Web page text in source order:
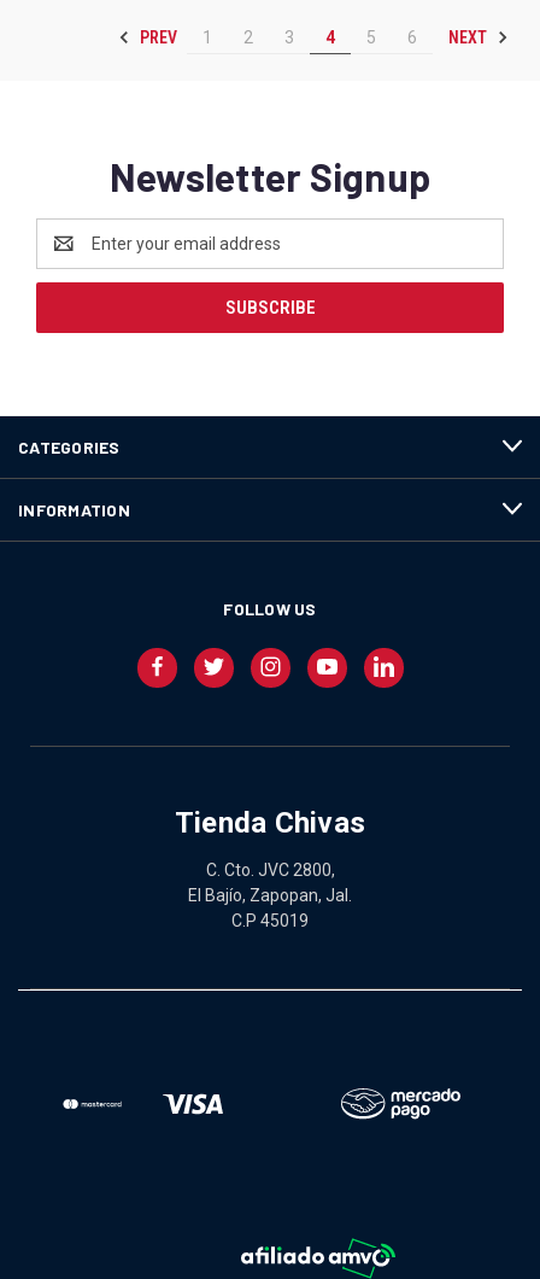
PREV 1 2 3 4 5 6 NEXT
Newsletter Signup
Address
CATEGORIES
INFORMATION
FOLLOW US
Tienda Chivas
C. Cto. JVC 2800,
El Bajío, Zapopan, Jal.
C.P 45019